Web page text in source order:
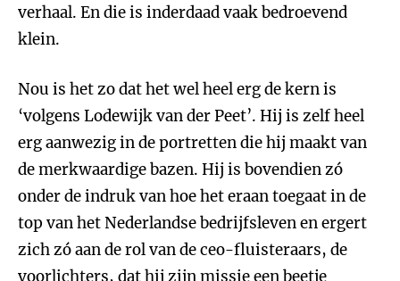
verhaal. En die is inderdaad vaak bedroevend
klein.
Nou is het zo dat het wel heel erg de kern is
‘volgens Lodewijk van der Peet’. Hij is zelf heel
erg aanwezig in de portretten die hij maakt van
de merkwaardige bazen. Hij is bovendien zó
onder de indruk van hoe het eraan toegaat in de
top van het Nederlandse bedrijfsleven en ergert
zich zó aan de rol van de ceo-fluisteraars, de
voorlichters, dat hij zijn missie een beetje